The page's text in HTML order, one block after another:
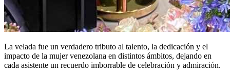
La velada fue un verdadero tributo al talento, la dedicación y el
impacto de la mujer venezolana en distintos ámbitos, dejando en
cada asistente un recuerdo imborrable de celebración y admiración.